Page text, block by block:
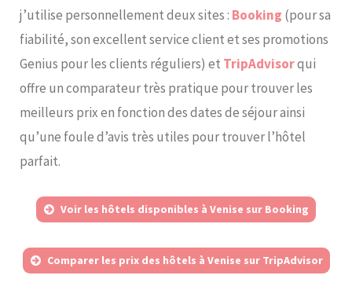
j’utilise personnellement deux sites : Booking (pour sa
fiabilité, son excellent service client et ses promotions
Genius pour les clients réguliers) et TripAdvisorqui
offre un comparateur très pratique pour trouver les
meilleurs prix en fonction des dates de séjour ainsi
qu’une foule d’avis très utiles pour trouver l’hôtel
parfait.
Voir les hôtels disponibles à Venise sur Booking
Comparer les prix des hôtels à Venise sur TripAdvisor